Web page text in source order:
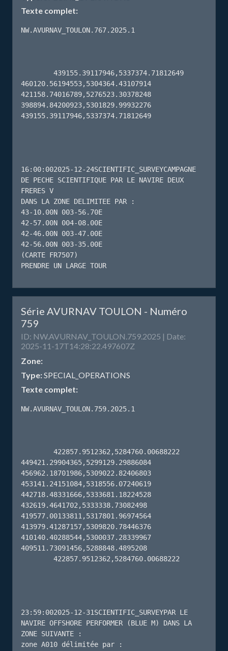
Texte complet:
NW.AVURNAV_TOULON.767.2025.1
460120.56194553,5304364.43107914
421158.74016789,5276523.30378248
398894.84200923,5301829.99932276
439155.39117946,5337374.71812649
16:00:002025-12-24SCIENTIFIC_SURVEYCAMPAGNE
DE PECHE SCIENTIFIQUE PAR LE NAVIRE DEUX
FRERES V
DANS LA ZONE DELIMITEE PAR :
43-10.00N 003-56.70E
42-57.00N 004-08.00E
42-46.00N 003-47.00E
42-56.00N 003-35.00E
(CARTE FR7507)
PRENDRE UN LARGE TOUR
Série AVURNAV TOULON - Numéro
759
ID: NW.AVURNAV_TOULON.759.2025 | Date:
2025-11-17T14:28:22.497607Z
Zone:
Type:SPECIAL_OPERATIONS
Texte complet:
NW.AVURNAV_TOULON.759.2025.1
449421.29904365,5299129.29886084
456962.18701986,5309022.82406803
453141.24151084,5318556.07240619
442718.48331666,5333681.18224528
432619.4641702,5333338.73082498
419577.00133811,5317801.96974564
413979.41287157,5309820.78446376
410140.40288544,5300037.28339967
409511.73091456,5288848.4895208
23:59:002025-12-31SCIENTIFIC_SURVEYPAR LE
NAVIRE OFFSHORE PERFORMER (BLUE M) DANS LA
ZONE SUIVANTE :
zone A010 délimitée par :